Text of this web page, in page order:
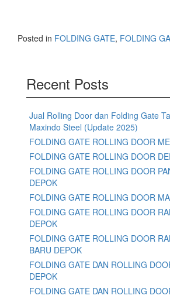
Posted in FOLDING GATE, FOLDING
Recent Posts
Jual Rolling Door dan Folding Gate
Maxindo Steel (Update 2025)
FOLDING GATE ROLLING DOOR
FOLDING GATE ROLLING DOOR
FOLDING GATE ROLLING DOOR
DEPOK
FOLDING GATE ROLLING DOOR
FOLDING GATE ROLLING DOOR
DEPOK
FOLDING GATE ROLLING DOOR
BARU DEPOK
FOLDING GATE DAN ROLLING
DEPOK
FOLDING GATE DAN ROLLING